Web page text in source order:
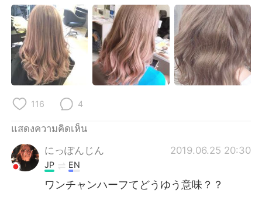
Indonesia Italiano
Türkçe Tiếng Việt
Português
116 4
แสดงความคิดเห็น
にっぽんじん
2019.06.25 20:30
JP EN
ワンチャンハーフてどうゆう意味？？